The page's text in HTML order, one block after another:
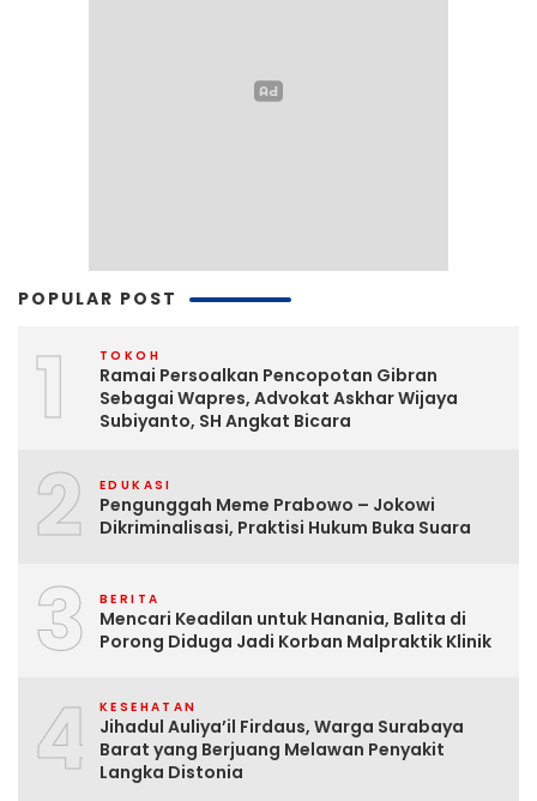
POPULAR POST
1 TOKOH
Ramai Persoalkan Pencopotan Gibran
Sebagai Wapres, Advokat Askhar Wijaya
Subiyanto, SH Angkat Bicara
2 EDUKASI
Pengunggah Meme Prabowo – Jokowi
Dikriminalisasi, Praktisi Hukum Buka Suara
3 BERITA
Mencari Keadilan untuk Hanania, Balita di
Porong Diduga Jadi Korban Malpraktik Klinik
4 KESEHATAN
Jihadul Auliya’il Firdaus, Warga Surabaya
Barat yang Berjuang Melawan Penyakit
Langka Distonia